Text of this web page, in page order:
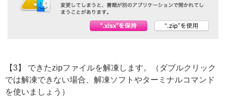
【3】 できたzipファイルを解凍します。（ダブルクリック
では解凍できない場合、解凍ソフトやターミナルコマンド
を使いましょう）